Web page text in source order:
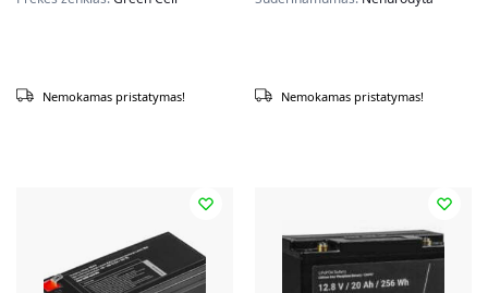
Nemokamas pristatymas! Nemokamas pristatymas!